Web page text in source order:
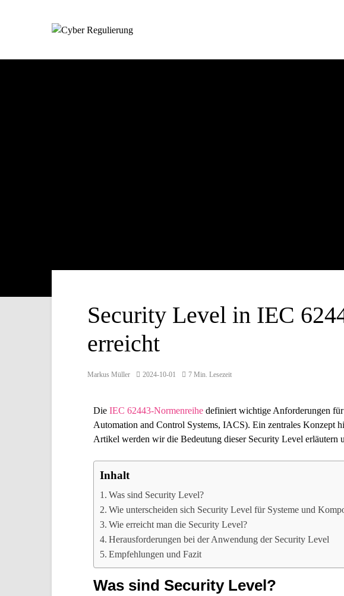
Security Level in IEC
erreicht
Markus Müller 2024-10-01 7 Min. Lesezeit
Die IEC 62443-Normenreihe definiert wichtige Anforderungen
Automation and Control Systems, IACS). Ein zentrales Konzept
Artikel werden wir die Bedeutung dieser Security Level erläutern
Inhalt
Was sind Security Level?
Wie unterscheiden sich Security Level für Systeme und
Wie erreicht man die Security Level?
Herausforderungen bei der Anwendung der Security Level
Empfehlungen und Fazit
Was sind Security Level?